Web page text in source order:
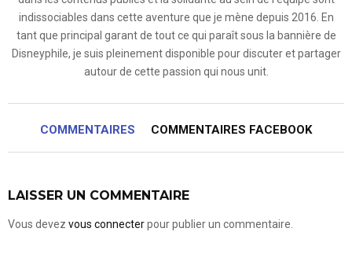
indissociables dans cette aventure que je mène depuis 2016. En
tant que principal garant de tout ce qui paraît sous la bannière de
Disneyphile, je suis pleinement disponible pour discuter et partager
autour de cette passion qui nous unit.
COMMENTAIRES COMMENTAIRES FACEBOOK
LAISSER UN COMMENTAIRE
Vous devez vous connecterpour publier un commentaire.